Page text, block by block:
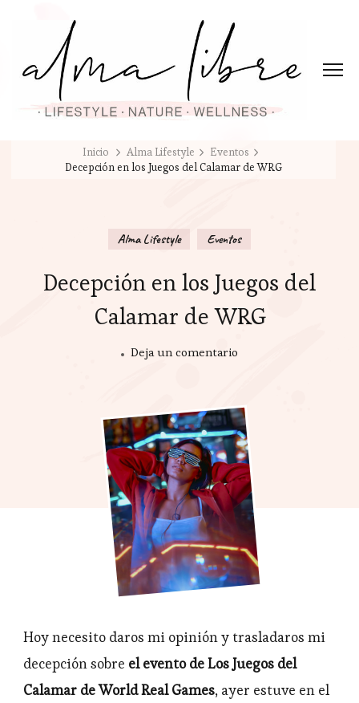
Inicio Alma Lifestyle
Eventos
Decepción en los Juegos del Calamar de WRG
Alma Lifestyle Eventos
Decepción en los Juegos del
Calamar de WRG
Deja un comentario
los
Juegos
del
Calamar
de
WRG
Hoy necesito daros mi opinión y trasladaros mi
decepción sobre el evento de Los Juegos del
Calamar de World Real Games, ayer estuve en el